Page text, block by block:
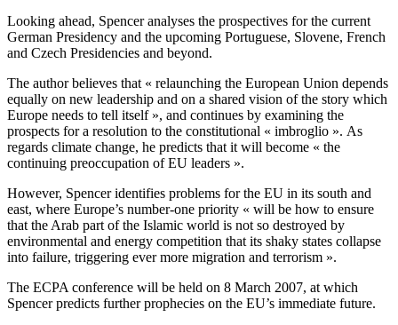
Looking ahead, Spencer analyses the prospectives for the current
German Presidency and the upcoming Portuguese, Slovene, French
and Czech Presidencies and beyond.
The author believes that « relaunching the European Union depends
equally on new leadership and on a shared vision of the story which
Europe needs to tell itself », and continues by examining the
prospects for a resolution to the constitutional « imbroglio ». As
regards climate change, he predicts that it will become « the
continuing preoccupation of EU leaders ».
However, Spencer identifies problems for the EU in its south and
east, where Europe’s number-one priority « will be how to ensure
that the Arab part of the Islamic world is not so destroyed by
environmental and energy competition that its shaky states collapse
into failure, triggering ever more migration and terrorism ».
The ECPA conference will be held on 8 March 2007, at which
Spencer predicts further prophecies on the EU’s immediate future.